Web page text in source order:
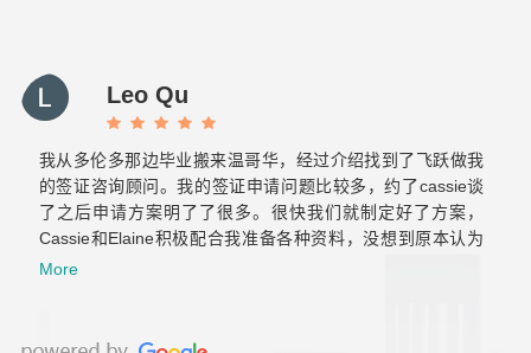
复的文件准备和反复的奔波。那么希望你们以后越来越好！
保持初心！Leo Qu
我从多伦多那边毕业搬来温哥华，经过介绍找到了飞跃做我
的签证咨询顾问。我的签证申请问题比较多，约了cassie谈
了之后申请方案明了了很多。很快我们就制定好了方案，
Cassie和Elaine积极配合我准备各种资料，没想到原本认为
肯定会拒签的工签，一次就获批了。后来积累了两年工作经
More